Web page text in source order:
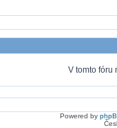
V tomto fóru
Powered by